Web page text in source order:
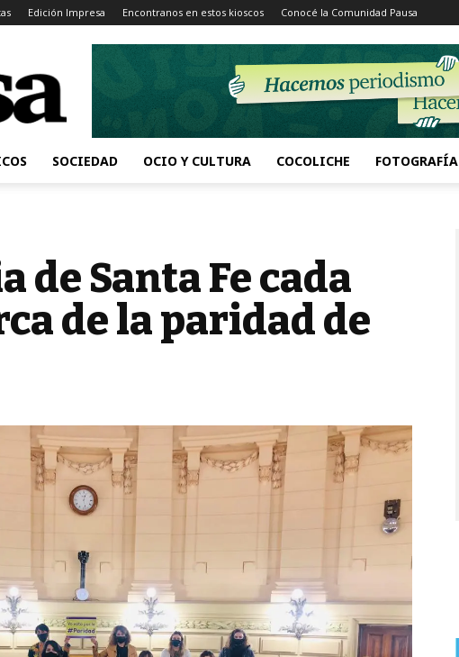
Edición Impresa Encontranos en estos kioscos Conocé la Comunidad Pausa
SOCIEDAD OCIO Y CULTURA COCOLICHE FOTOGRAFÍA
de Santa Fe cada
de la paridad de